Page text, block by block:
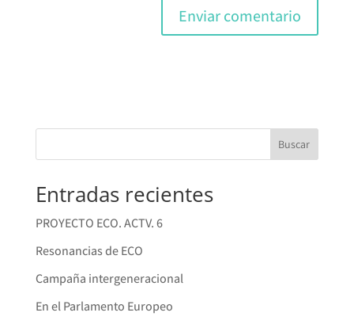
Buscar
Entradas recientes
PROYECTO ECO. ACTV. 6
Resonancias de ECO
Campaña intergeneracional
En el Parlamento Europeo